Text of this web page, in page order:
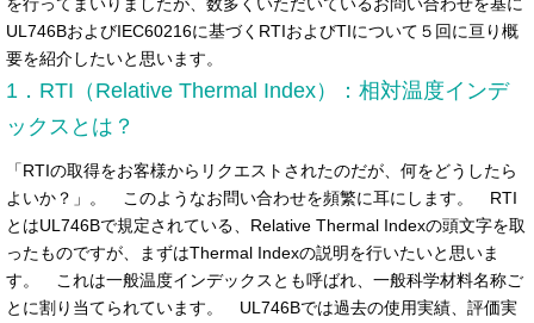
UL746BおよびIEC60216に基づくRTIおよびTIについて５回に亘り概
要を紹介したいと思います。
1．RTI（Relative Thermal Index）：相対温度インデ
ックスとは？
「RTIの取得をお客様からリクエストされたのだが、何をどうしたら
よいか？」。 このようなお問い合わせを頻繁に耳にします。 RTI
とはUL746Bで規定されている、Relative Thermal Indexの頭文字を取
ったものですが、まずはThermal Indexの説明を行いたいと思いま
す。 これは一般温度インデックスとも呼ばれ、一般科学材料名称ご
とに割り当てられています。 UL746Bでは過去の使用実績、評価実